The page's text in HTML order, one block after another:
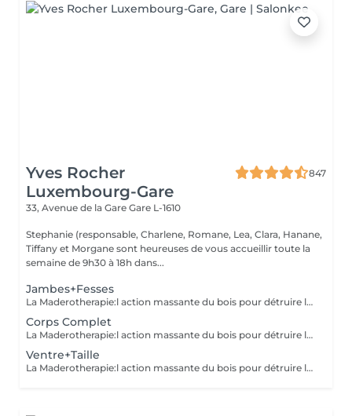
Yves Rocher
Luxembourg-Gare
847
33, Avenue de la Gare Gare L-1610
Stephanie (responsable, Charlene, Romane, Lea, Clara, Hanane,
Tiffany et Morgane sont heureuses de vous accueillir toute la
semaine de 9h30 à 18h dans...
Jambes+Fesses
La Maderotherapie:l action massante du bois pour détruire la cellulite. *Active la circulation sanguine et lymphatique *Réduit les tensions musculaires. *Raffermie et tonifie la peau.
Corps Complet
La Maderotherapie:l action massante du bois pour détruire la cellulite. *Active la circulation sanguine et lymphatique *Réduit les tensions musculaires. *Raffermie et tonifie la peau.
Ventre+Taille
La Maderotherapie:l action massante du bois pour détruire la cellulite. *Active la circulation sanguine et lymphatique *Réduit les tensions musculaires. *Raffermie et tonifie la peau.